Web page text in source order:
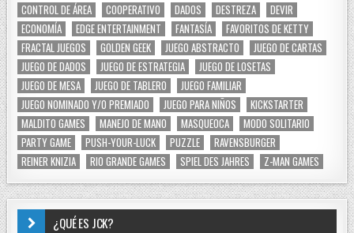
CONTROL DE ÁREA
COOPERATIVO DADOS DESTREZA
DEVIR
ECONOMÍA
EDGE ENTERTAINMENT FANTASÍA
FAVORITOS DE KETTY
FRACTAL JUEGOS
GOLDEN GEEK JUEGO ABSTRACTO
JUEGO DE CARTAS
JUEGO DE DADOS
JUEGO DE ESTRATEGIA
JUEGO DE LOSETAS
JUEGO DE MESA
JUEGO DE TABLERO
JUEGO FAMILIAR
JUEGO NOMINADO Y/O PREMIADO
JUEGO PARA NIÑOS
KICKSTARTER
MALDITO GAMES
MANEJO DE MANO MASQUEOCA
MODO SOLITARIO
PARTY GAME
PUSH-YOUR-LUCK PUZZLE
RAVENSBURGER
REINER KNIZIA
RIO GRANDE GAMES SPIEL DES JAHRES Z-MAN GAMES
¿QUÉ ES JCK?